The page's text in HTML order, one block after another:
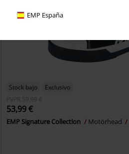
EMP España
Stock bajo
Exclusivo
PVPR
59,99 €
53,99 €
EMP Signature Collection Motörhead